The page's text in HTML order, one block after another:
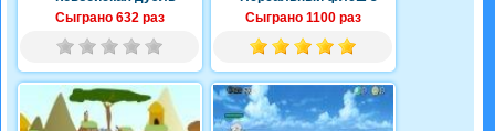
Сыграно 632 раз
Сыграно 1100 раз